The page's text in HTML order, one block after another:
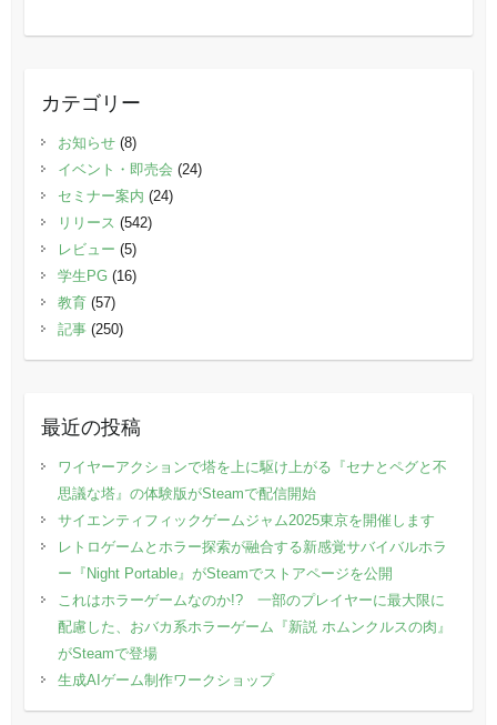
カテゴリー
お知らせ(8)
イベント・即売会 (24)
セミナー案内 (24)
リリース (542)
レビュー (5)
学生PG(16)
教育(57)
記事(250)
最近の投稿
ワイヤーアクションで塔を上に駆け上がる『セナとペグと不
思議な塔』の体験版がSteamで配信開始
サイエンティフィックゲームジャム2025東京を開催します
レトロゲームとホラー探索が融合する新感覚サバイバルホラ
ー『Night Portable』がSteamでストアページを公開
これはホラーゲームなのか!? 一部のプレイヤーに最大限に
配慮した、おバカ系ホラーゲーム『新説 ホムンクルスの肉』
がSteamで登場
生成AIゲーム制作ワークショップ